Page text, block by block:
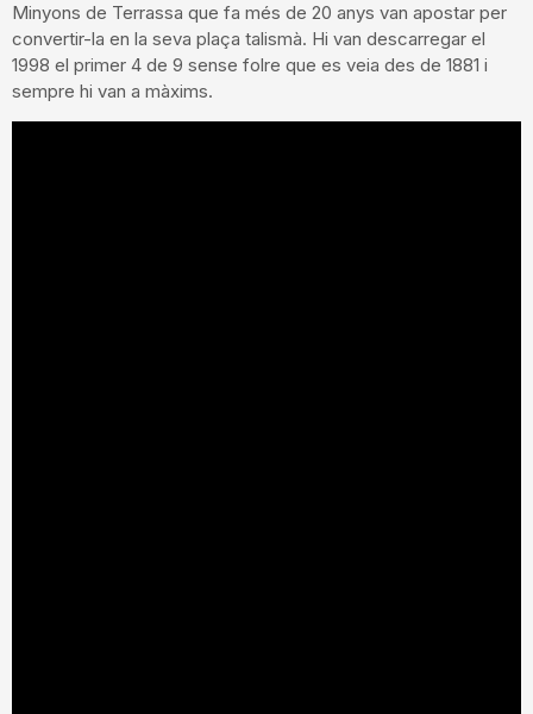
Minyons de Terrassa que fa més de 20 anys van apostar per
convertir-la en la seva plaça talismà. Hi van descarregar el
1998 el primer 4 de 9 sense folre que es veia des de 1881 i
sempre hi van a màxims.